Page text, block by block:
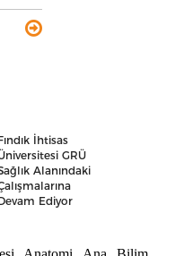
İhtisas
GRÜ
Alanındaki
Ediyor